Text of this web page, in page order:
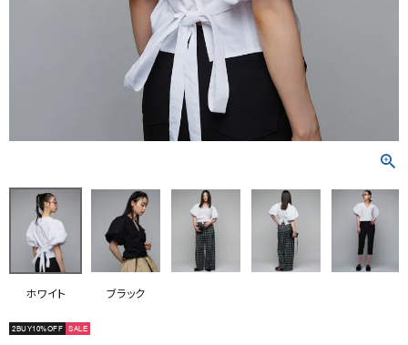
はじめてご利用の方へ
お問い合わせ
ホワイト ブラック
2BUY10%OFF SALE